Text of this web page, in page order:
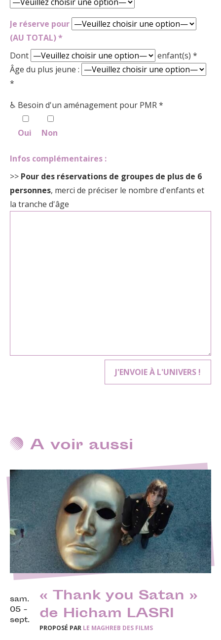
Je réserve pour
(AU TOTAL) *
Dont
enfant(s) *
Âge du plus jeune :
*
♿ Besoin d'un aménagement pour PMR *
Oui Non
Infos complémentaires :
>> Pour des réservations de groupes de plus de 6
personnes, merci de préciser le nombre d'enfants et
la tranche d'âge
A voir aussi
sam.
05 -
sept.
« Thank you Satan »
de Hicham LASRI
PROPOSÉ PAR LE MAGHREB DES FILMS